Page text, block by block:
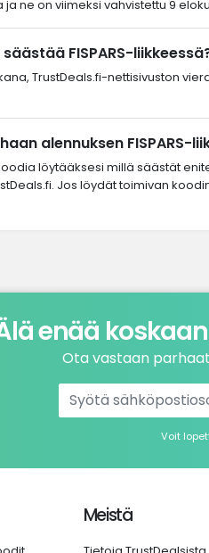
ne on viimeksi vahvistettu 9
FISPARS-
TrustDeals.fi-nettisivuston
alennuksen FISPARS-
löytääksesi millä säästät
Jos löydät toimivan
enää
Ota vastaan
Voit
Meistä